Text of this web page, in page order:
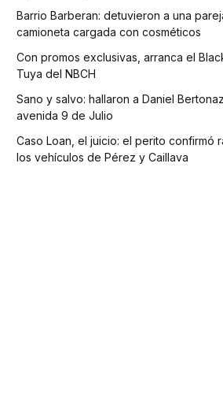
Barrio Barberan: detuvieron a una
camioneta cargada con cosméticos
Con promos exclusivas, arranca el
Tuya del NBCH
Sano y salvo: hallaron a Daniel
avenida 9 de Julio
Caso Loan, el juicio: el perito confirmó
los vehículos de Pérez y Caillava